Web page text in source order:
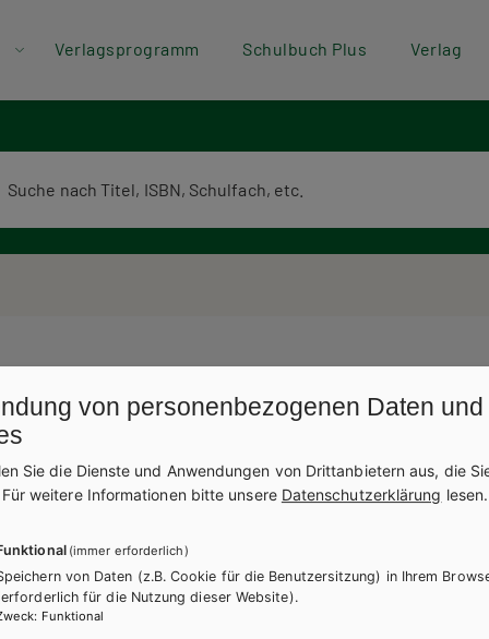
Verlagsprogramm Schulbuch Plus Verlag
von personenbezogenen Daten und
Sie die Dienste und Anwendungen von Drittanbietern aus, die
Für weitere Informationen bitte unsere Datenschutzerklärung lesen.
(immer erforderlich)
von Daten (z.B. Cookie für die Benutzersitzung) in Ihrem
für die Nutzung dieser Website).
: Funktional